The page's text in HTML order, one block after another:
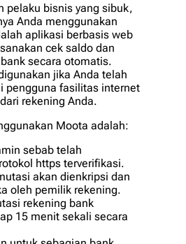
pelaku bisnis yang sibuk,
Anda menggunakan
aplikasi berbasis web
cek saldo dan
secara otomatis.
jika Anda telah
pengguna fasilitas internet
rekening Anda.
Moota adalah:
sebab telah
https terverifikasi.
akan dienkripsi dan
oleh pemilik rekening.
rekening bank
15 menit sekali secara